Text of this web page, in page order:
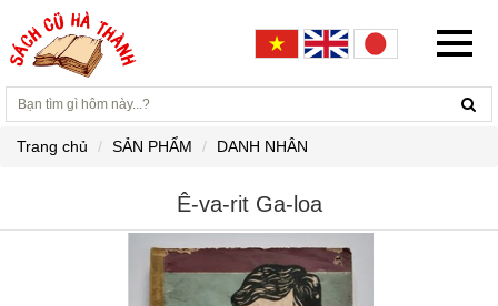
Trang chủ SẢN PHẨM DANH NHÂN
Ê-va-rit Ga-loa